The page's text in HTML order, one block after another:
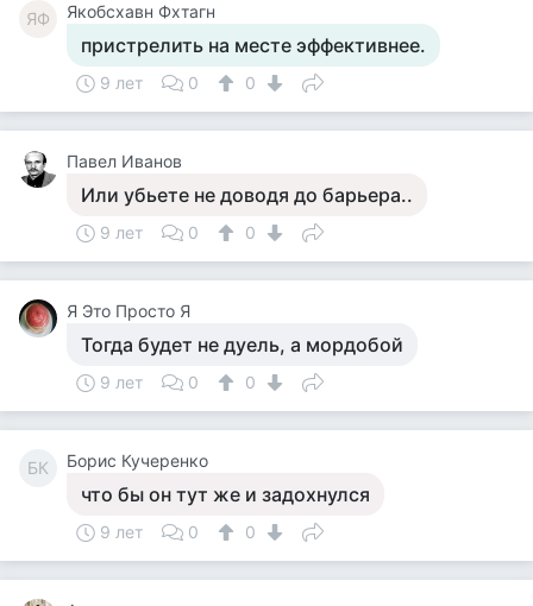
ЯФ Якобсхавн Фхтагн
пристрелить на месте эффективнее.
9 лет 0 0
Павел Иванов
Или убьете не доводя до барьера..
9 лет 0 0
Я Это Просто Я
Тогда будет не дуель, а мордобой
9 лет 0 0
БК Борис Кучеренко
что бы он тут же и задохнулся
9 лет 0 0